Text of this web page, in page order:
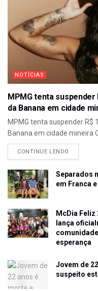
NOTÍCIAS
MPMG tenta suspender
da Banana em cidade
MPMG tenta suspender R$
Banana em cidade mineira
CONTINUE LENDO
Separados
em Franca
McDia Feliz
lança
esperança
Jovem de
suspeito